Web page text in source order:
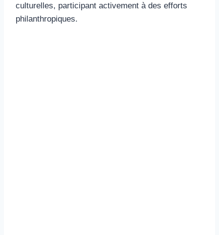
culturelles, participant activement à des efforts
philanthropiques.